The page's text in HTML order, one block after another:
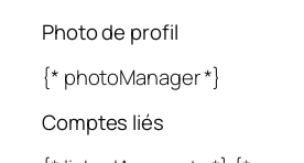
Photo de profil
{* photoManager *}
Comptes liés